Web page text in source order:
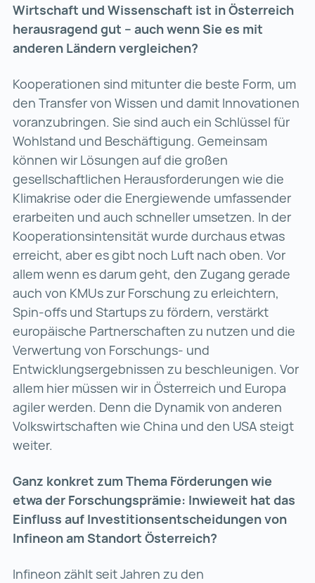
Wirtschaft und Wissenschaft ist in Österreich
herausragend gut – auch wenn Sie es mit
anderen Ländern vergleichen?
Kooperationen sind mitunter die beste Form, um
den Transfer von Wissen und damit Innovationen
voranzubringen. Sie sind auch ein Schlüssel für
Wohlstand und Beschäftigung. Gemeinsam
können wir Lösungen auf die großen
gesellschaftlichen Herausforderungen wie die
Klimakrise oder die Energiewende umfassender
erarbeiten und auch schneller umsetzen. In der
Kooperationsintensität wurde durchaus etwas
erreicht, aber es gibt noch Luft nach oben. Vor
allem wenn es darum geht, den Zugang gerade
auch von KMUs zur Forschung zu erleichtern,
Spin-offs und Startups zu fördern, verstärkt
europäische Partnerschaften zu nutzen und die
Verwertung von Forschungs- und
Entwicklungsergebnissen zu beschleunigen. Vor
allem hier müssen wir in Österreich und Europa
agiler werden. Denn die Dynamik von anderen
Volkswirtschaften wie China und den USA steigt
weiter.
Ganz konkret zum Thema Förderungen wie
etwa der Forschungsprämie: Inwieweit hat das
Einfluss auf Investitionsentscheidungen von
Infineon am Standort Österreich?
Infineon zählt seit Jahren zu den